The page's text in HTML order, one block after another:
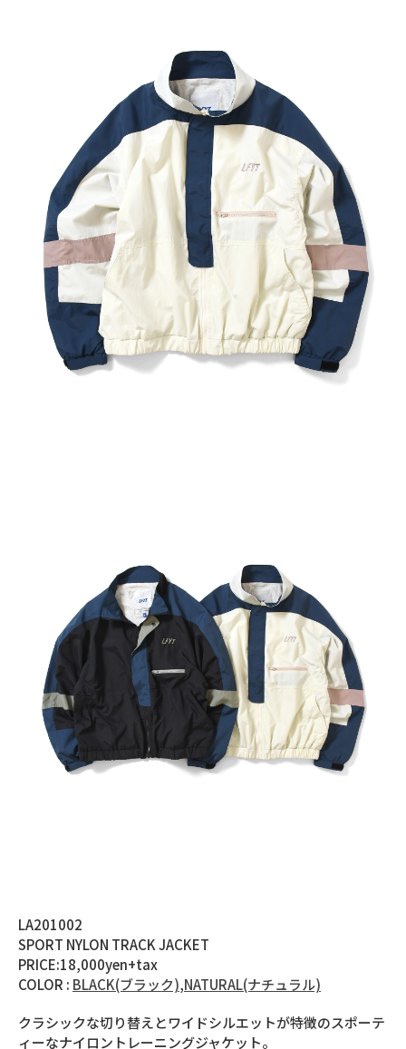
LA201002
SPORT NYLON TRACK JACKET
PRICE:18,000yen+tax
COLOR : BLACK(ブラック),NATURAL(ナチュラル)
クラシックな切り替えとワイドシルエットが特徴のスポーテ
ィーなナイロントレーニングジャケット。